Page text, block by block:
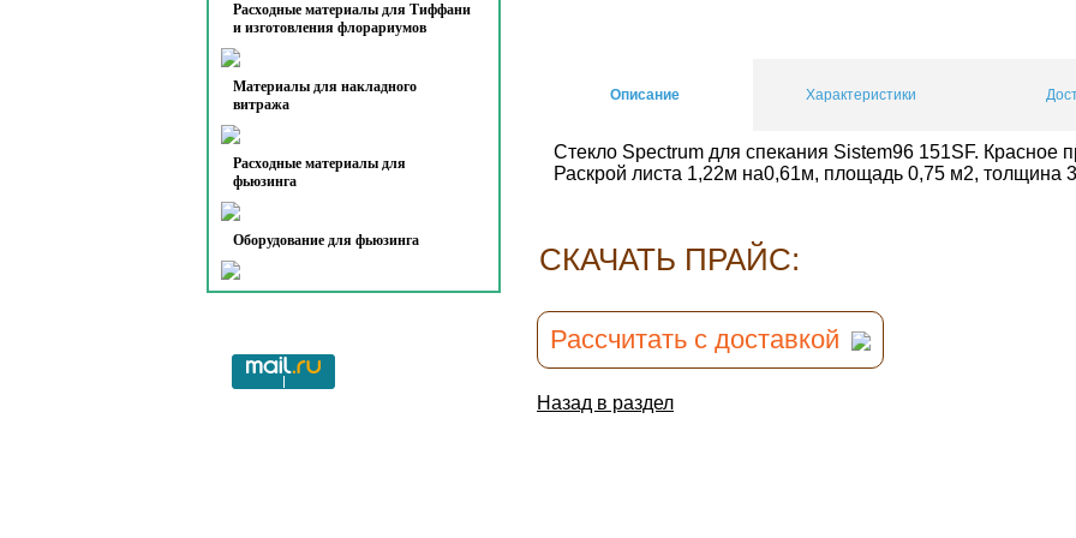
Расходные материалы для Тиффани
и изготовления флорариумов
Материалы для накладного
витража
Расходные материалы для
фьюзинга
Оборудование для фьюзинга
Описание Характеристики
Стекло Spectrum для спекания Sistem96 151SF. Красное
Раскрой листа 1,22м на0,61м, площадь 0,75 м2, толщина
CКАЧАТЬ ПРАЙС:
Рассчитать с доставкой
Назад в раздел